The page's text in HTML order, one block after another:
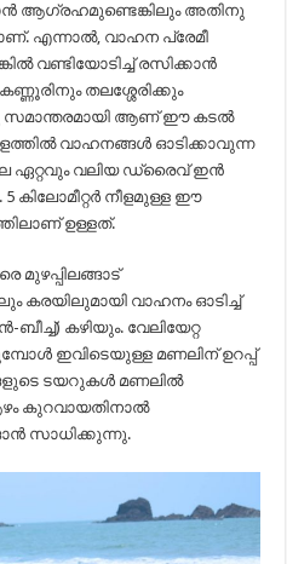
ആഗ്രഹമുണ്ടെങ്കിലും അതിനു
എന്നാല്‍, വാഹന പ്രേമീ
വണ്ടിയോടിച്ച് രസിക്കാന്‍
തലശ്ശേരിക്കും
സമാന്തരമായി ആണ് ഈ കടൽ
വാഹനങ്ങൾ ഓടിക്കാവുന്ന
ഏറ്റവും വലിയ ഡ്രൈവ് ഇൻ
5 കിലോമീറ്റർ നീളമുള്ള ഈ
ഉള്ളത്.
മുഴപ്പിലങ്ങാട്
കരയിലുമായി വാഹനം ഓടിച്ച്
കഴിയും. വേലിയേറ്റ
ഇവിടെയുള്ള മണലിന് ഉറപ്പ്
ടയറുകൾ മണലിൽ
കുറവായതിനാൽ
സാധിക്കുന്നു.